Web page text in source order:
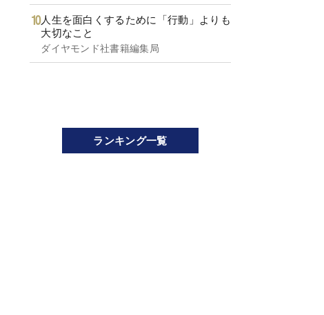
人生を面白くするために「行動」よりも
大切なこと
ダイヤモンド社書籍編集局
ランキング一覧